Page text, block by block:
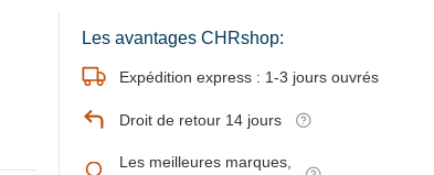
Les avantages CHRshop:
Expédition express : 1-3 jours ouvrés
Droit de retour 14 jours
Les meilleures marques,